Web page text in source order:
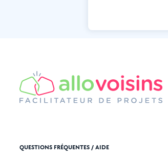
QUESTIONS FRÉQUENTES / AIDE